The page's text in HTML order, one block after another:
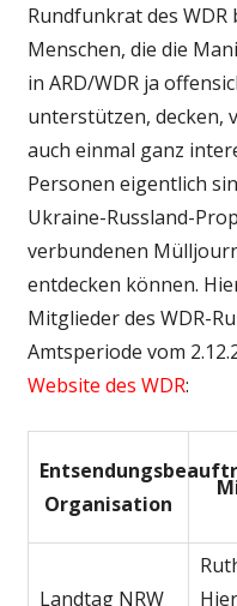
Rundfunkrat des WDR
Menschen, die die
in ARD/WDR ja
unterstützen, decken,
auch einmal ganz
Personen eigentlich
Ukraine-Russland-
verbundenen
entdecken können.
Mitglieder des WDR-
Amtsperiode vom
Website des WDR:
Organisation
Landtag NRW